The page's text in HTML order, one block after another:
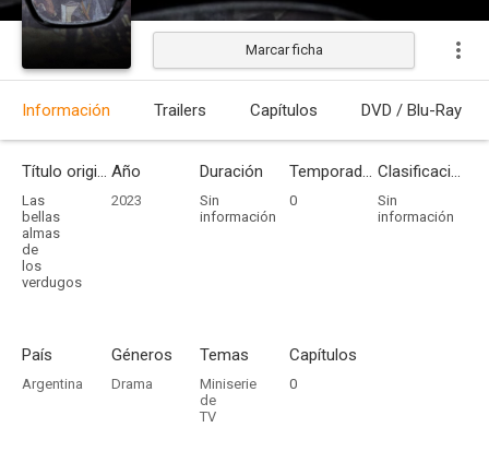
Marcar ficha
Información Trailers Capítulos DVD / Blu-Ray
Título original
Las
bellas
almas
de
los
verdugos
Año
2023
Duración
Sin
información
Temporadas
0
Clasificación por edades
Sin
información
País
Argentina
Géneros
Drama
Temas
Miniserie
de
TV
Capítulos
0